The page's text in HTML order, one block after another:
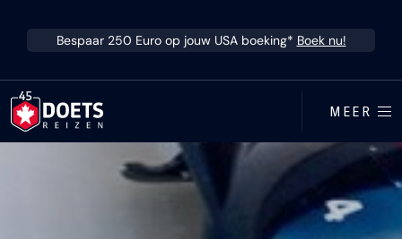
Bespaar 250 Euro op jouw USA boeking* Boek nu!
MEER